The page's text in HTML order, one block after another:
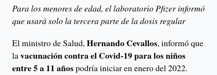
Para los menores de edad, el laboratorio Pfizer informó
que usará solo la tercera parte de la dosis regular
El ministro de Salud,Hernando Cevallos, informó que
lavacunación contra el Covid-19 para los niños
entre 5 a 11 añospodría iniciar en enero del 2022.